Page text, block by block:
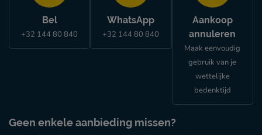
Bel
+32 144 80 840
WhatsApp
+32 144 80 840
Aankoop
annuleren
Maak eenvoudig
gebruik van je
wettelijke
bedenktijd
Geen enkele aanbieding missen?